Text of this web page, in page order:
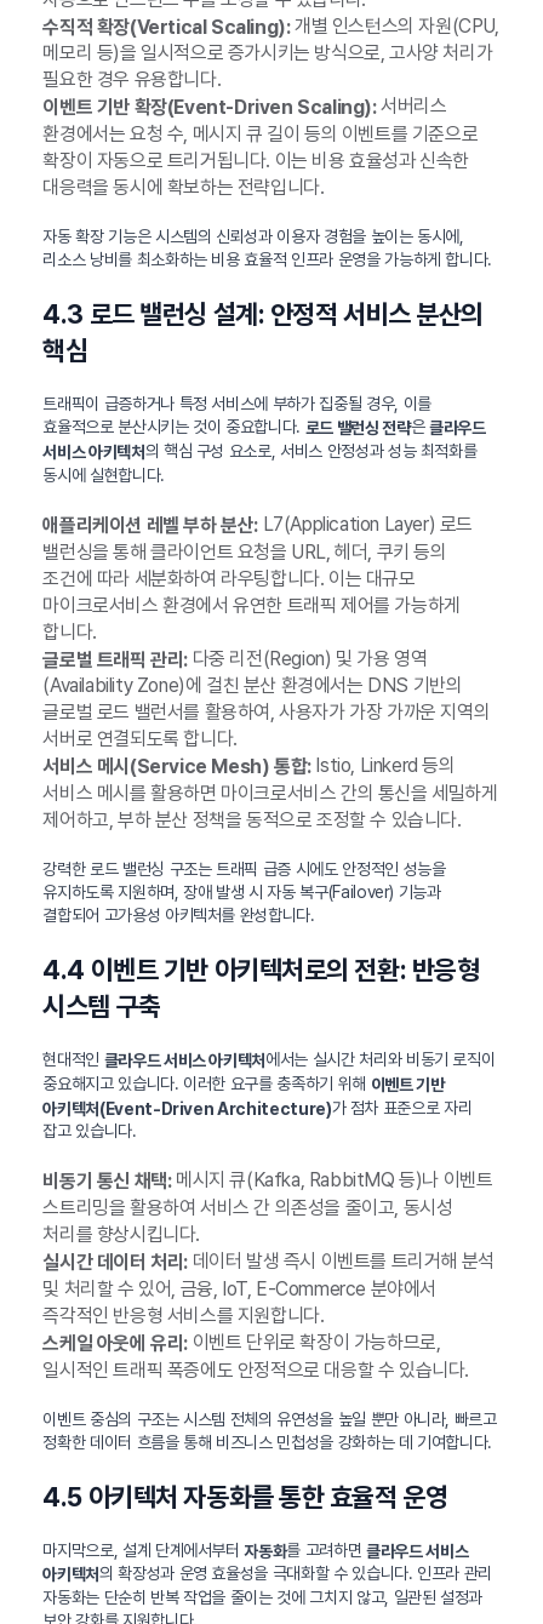
수직적 확장(Vertical Scaling):개별 인스턴스의 자원(CPU,
메모리 등)을 일시적으로 증가시키는 방식으로, 고사양 처리가
필요한 경우 유용합니다.
이벤트 기반 확장(Event-Driven Scaling):서버리스
환경에서는 요청 수, 메시지 큐 길이 등의 이벤트를 기준으로
확장이 자동으로 트리거됩니다. 이는 비용 효율성과 신속한
대응력을 동시에 확보하는 전략입니다.
자동 확장 기능은 시스템의 신뢰성과 이용자 경험을 높이는 동시에,
리소스 낭비를 최소화하는 비용 효율적 인프라 운영을 가능하게 합니다.
4.3 로드 밸런싱 설계: 안정적 서비스 분산의
핵심
트래픽이 급증하거나 특정 서비스에 부하가 집중될 경우, 이를
효율적으로 분산시키는 것이 중요합니다. 로드 밸런싱 전략은클라우드
서비스 아키텍처의 핵심 구성 요소로, 서비스 안정성과 성능 최적화를
동시에 실현합니다.
애플리케이션 레벨 부하 분산:L7(Application Layer) 로드
밸런싱을 통해 클라이언트 요청을 URL, 헤더, 쿠키 등의
조건에 따라 세분화하여 라우팅합니다. 이는 대규모
마이크로서비스 환경에서 유연한 트래픽 제어를 가능하게
합니다.
글로벌 트래픽 관리:다중 리전(Region) 및 가용 영역
(Availability Zone)에 걸친 분산 환경에서는 DNS 기반의
글로벌 로드 밸런서를 활용하여, 사용자가 가장 가까운 지역의
서버로 연결되도록 합니다.
서비스 메시(Service Mesh) 통합:Istio, Linkerd 등의
서비스 메시를 활용하면 마이크로서비스 간의 통신을 세밀하게
제어하고, 부하 분산 정책을 동적으로 조정할 수 있습니다.
강력한 로드 밸런싱 구조는 트래픽 급증 시에도 안정적인 성능을
유지하도록 지원하며, 장애 발생 시 자동 복구(Failover) 기능과
결합되어 고가용성 아키텍처를 완성합니다.
4.4 이벤트 기반 아키텍처로의 전환: 반응형
시스템 구축
현대적인 클라우드 서비스 아키텍처에서는 실시간 처리와 비동기 로직이
중요해지고 있습니다. 이러한 요구를 충족하기 위해 이벤트 기반
아키텍처(Event-Driven Architecture)가 점차 표준으로 자리
잡고 있습니다.
비동기 통신 채택:메시지 큐(Kafka, RabbitMQ 등)나 이벤트
스트리밍을 활용하여 서비스 간 의존성을 줄이고, 동시성
처리를 향상시킵니다.
실시간 데이터 처리:데이터 발생 즉시 이벤트를 트리거해 분석
및 처리할 수 있어, 금융, IoT, E-Commerce 분야에서
즉각적인 반응형 서비스를 지원합니다.
스케일 아웃에 유리:이벤트 단위로 확장이 가능하므로,
일시적인 트래픽 폭증에도 안정적으로 대응할 수 있습니다.
이벤트 중심의 구조는 시스템 전체의 유연성을 높일 뿐만 아니라, 빠르고
정확한 데이터 흐름을 통해 비즈니스 민첩성을 강화하는 데 기여합니다.
4.5 아키텍처 자동화를 통한 효율적 운영
마지막으로, 설계 단계에서부터자동화를 고려하면 클라우드 서비스
아키텍처의 확장성과 운영 효율성을 극대화할 수 있습니다. 인프라 관리
자동화는 단순히 반복 작업을 줄이는 것에 그치지 않고, 일관된 설정과